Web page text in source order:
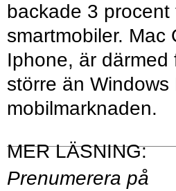
backade 3
smartmobiler. Mac
Iphone, är
större än Windows
mobilmarknaden.
Prenumerera på